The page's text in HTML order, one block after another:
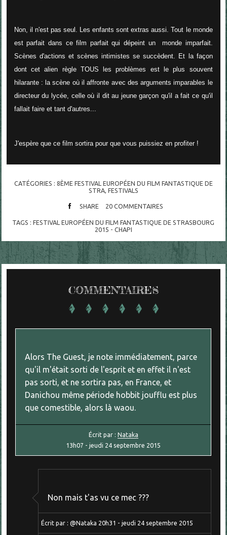
Non, il n'est pas seul. Les enfants sont extras aussi. Tout le monde
est parfait dans ce film parfait qui dépeint un monde imparfait.
Scènes d'actions et scènes intimistes se succèdent. Et la façon
dont cet alien règle TOUS les problèmes est le plus souvent
hilarante : la scène où il affronte avec des arguments imparables le
directeur du lycée, celle où il dit au jeune garçon qu'il a fait ce qu'il
fallait faire et tant d'autres...
J'espère que ce film sortira pour que vous puissiez en profiter !
CATÉGORIES : 8ÈME FESTIVAL EUROPÉEN DU FILM FANTASTIQUE DE
STRA, FESTIVALS
SHARE 20 COMMENTAIRES
TAGS :FESTIVAL EUROPÉEN DU FILM FANTASTIQUE DE STRASBOURG
2015 - CHAPI
COMMENTAIRES
Alors The Guest, je note immédiatement, parce
qu'il m'était sorti de l'esprit et en effet il n'est
pas sorti, et ne sortira pas, en France, et
Danichou même période hobbit joufflu est plus
que comestible, alors là waou.
Écrit par : Nataka
13h07 -jeudi 24 septembre 2015
Non mais t'as vu ce mec ???
Écrit par : @Nataka 20h31 - jeudi 24 septembre 2015